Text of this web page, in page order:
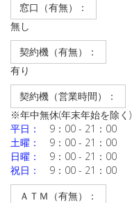
窓口（有無）：
無し
契約機（有無）：
有り
契約機（営業時間）：
※年中無休(年末年始を除く)
平日：
9：00 - 21：00
土曜：
9：00 - 21：00
日曜：
9：00 - 21：00
祝日：
9：00 - 21：00
ＡＴＭ（有無）：